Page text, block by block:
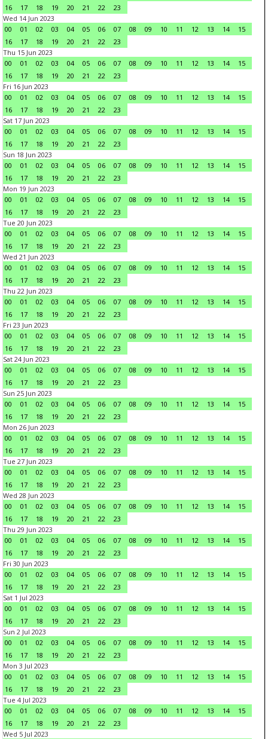
16
17 18 19 20 21 22
23
Wed 14 Jun 2023
00
01 02 03 04 05 06 07 08 09 10 11 12 13 14
15
16
17 18 19 20 21 22
23
Thu 15 Jun 2023
00
01 02 03 04 05 06 07 08 09 10 11 12 13 14
15
16
17 18 19 20 21 22
23
Fri 16 Jun 2023
00
01 02 03 04 05 06 07 08 09 10 11 12 13 14
15
16
17 18 19 20 21 22
23
Sat 17 Jun 2023
00
01 02 03 04 05 06 07 08 09 10 11 12 13 14
15
16
17 18 19 20 21 22
23
Sun 18 Jun 2023
00
01 02 03 04 05 06 07 08 09 10 11 12 13 14
15
16
17 18 19 20 21 22
23
Mon 19 Jun 2023
00
01 02 03 04 05 06 07 08 09 10 11 12 13 14
15
16
17 18 19 20 21 22
23
Tue 20 Jun 2023
00
01 02 03 04 05 06 07 08 09 10 11 12 13 14
15
16
17 18 19 20 21 22
23
Wed 21 Jun 2023
00
01 02 03 04 05 06 07 08 09 10 11 12 13 14
15
16
17 18 19 20 21 22
23
Thu 22 Jun 2023
00
01 02 03 04 05 06 07 08 09 10 11 12 13 14
15
16
17 18 19 20 21 22
23
Fri 23 Jun 2023
00
01 02 03 04 05 06 07 08 09 10 11 12 13 14
15
16
17 18 19 20 21 22
23
Sat 24 Jun 2023
00
01 02 03 04 05 06 07 08 09 10 11 12 13 14
15
16
17 18 19 20 21 22
23
Sun 25 Jun 2023
00
01 02 03 04 05 06 07 08 09 10 11 12 13 14
15
16
17 18 19 20 21 22
23
Mon 26 Jun 2023
00
01 02 03 04 05 06 07 08 09 10 11 12 13 14
15
16
17 18 19 20 21 22
23
Tue 27 Jun 2023
00
01 02 03 04 05 06 07 08 09 10 11 12 13 14
15
16
17 18 19 20 21 22
23
Wed 28 Jun 2023
00
01 02 03 04 05 06 07 08 09 10 11 12 13 14
15
16
17 18 19 20 21 22
23
Thu 29 Jun 2023
00
01 02 03 04 05 06 07 08 09 10 11 12 13 14
15
16
17 18 19 20 21 22
23
Fri 30 Jun 2023
00
01 02 03 04 05 06 07 08 09 10 11 12 13 14
15
16
17 18 19 20 21 22
23
Sat 1 Jul 2023
00
01 02 03 04 05 06 07 08 09 10 11 12 13 14
15
16
17 18 19 20 21 22
23
Sun 2 Jul 2023
00
01 02 03 04 05 06 07 08 09 10 11 12 13 14
15
16
17 18 19 20 21 22
23
Mon 3 Jul 2023
00
01 02 03 04 05 06 07 08 09 10 11 12 13 14
15
16
17 18 19 20 21 22
23
Tue 4 Jul 2023
00
01 02 03 04 05 06 07 08 09 10 11 12 13 14
15
16
17 18 19 20 21 22
23
Wed 5 Jul 2023